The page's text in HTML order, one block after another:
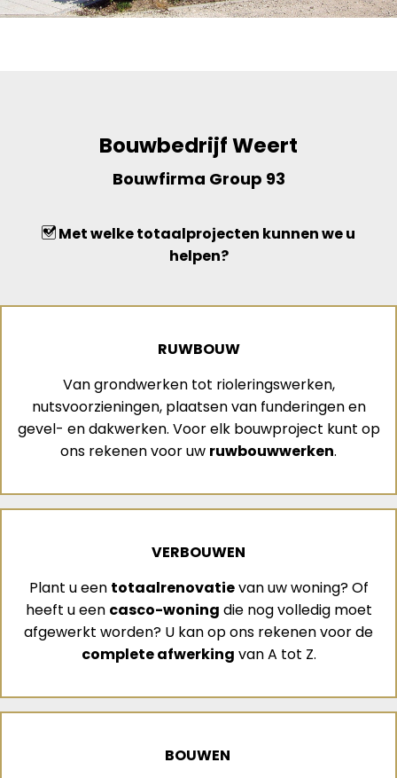
Bouwbedrijf Weert
Bouwfirma Group 93
Met welke totaalprojecten kunnen we u
helpen?
RUWBOUW
Van grondwerken tot rioleringswerken,
nutsvoorzieningen, plaatsen van funderingen en
gevel- en dakwerken. Voor elk bouwproject kunt op
ons rekenen voor uw ruwbouwwerken.
VERBOUWEN
Plant u een totaalrenovatievan uw woning? Of
heeft u een casco-woning die nog volledig moet
afgewerkt worden? U kan op ons rekenen voor de
complete afwerking van A tot Z.
BOUWEN